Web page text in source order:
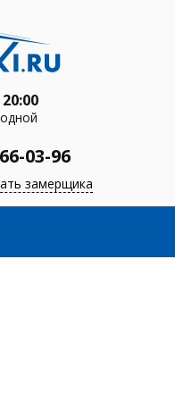
20:00
03-96
замерщика